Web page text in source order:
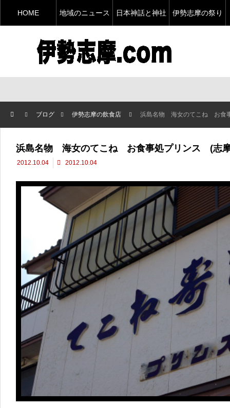
HOME 地域のニュース 日本神話と神社 伊勢志摩の祭り
ブログ 伊勢志摩の飲食店 浜島名物 海女のてこね お食
浜島名物 海女のてこね お食事処プリンス (志
2012.10.04 2012.10.04